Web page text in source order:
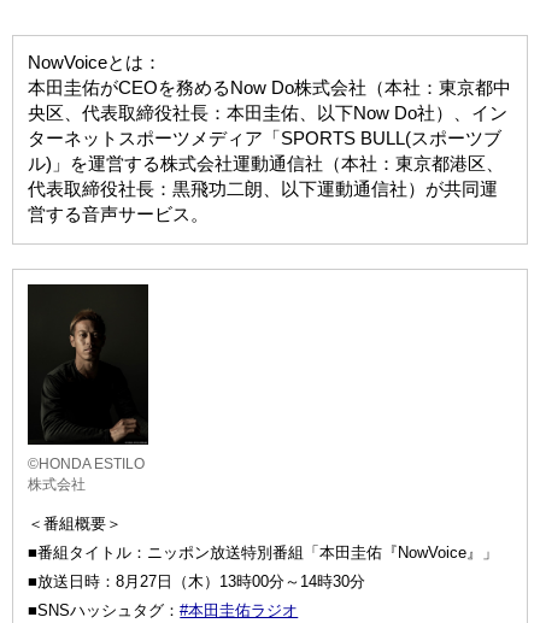
NowVoiceとは：
本田圭佑がCEOを務めるNow Do株式会社（本社：東京都中
央区、代表取締役社長：本田圭佑、以下Now Do社）、イン
ターネットスポーツメディア「SPORTS BULL(スポーツブ
ル)」を運営する株式会社運動通信社（本社：東京都港区、
代表取締役社長：黒飛功二朗、以下運動通信社）が共同運
営する音声サービス。
©HONDA ESTILO
株式会社
＜番組概要＞
■番組タイトル：ニッポン放送特別番組「本田圭佑『NowVoice』」
■放送日時：8月27日（木）13時00分～14時30分
■SNSハッシュタグ：#本田圭佑ラジオ